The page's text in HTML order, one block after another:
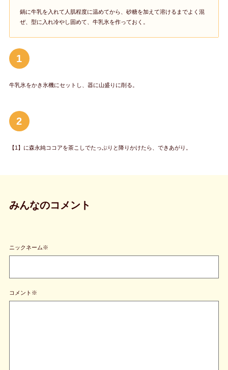
鍋に牛乳を入れて人肌程度に温めてから、砂糖を加えて溶けるまでよく混
ぜ、型に入れ冷やし固めて、牛乳氷を作っておく。
1
牛乳氷をかき氷機にセットし、器に山盛りに削る。
2
【1】に森永純ココアを茶こしでたっぷりと降りかけたら、できあがり。
みんなのコメント
ニックネーム※
コメント※